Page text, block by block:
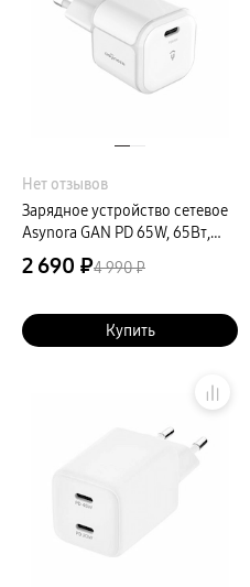
Нет отзывов
Зарядное устройство сетевое
Asynora GAN PD 65W, 65Вт,
белый
2 690 ₽4 990 ₽
Купить